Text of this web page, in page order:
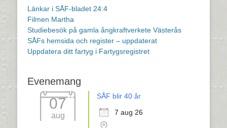
Länkar i SÅF-bladet 24:4
Filmen Martha
Studiebesök på gamla ångkraftverkete Västerås
SÅFs hemsida och register – uppdaterat
Uppdatera ditt fartyg i Fartygsregistret
Evenemang
07
aug
SÅF blir 40 år
7 aug 26